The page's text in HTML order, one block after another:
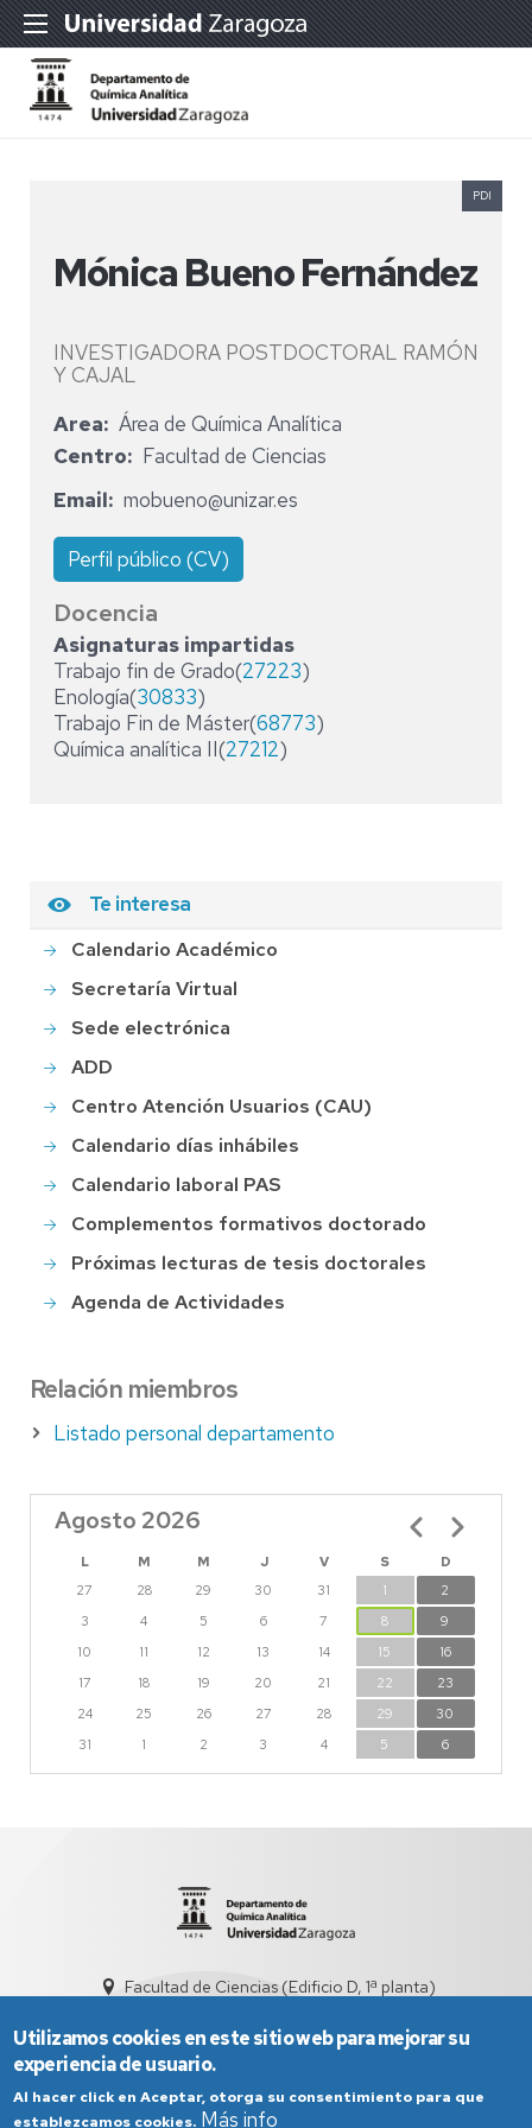
Mónica Bueno Fernández
INVESTIGADORA POSTDOCTORAL RAMÓN
Y CAJAL
PDI
Area
Área de Química Analítica
Centro
Facultad de Ciencias
Email
mobueno@unizar.es
Perfil público (CV)
Docencia
Asignaturas impartidas
Trabajo fin de Grado(27223)
Enología(30833)
Trabajo Fin de Máster(68773)
Química analítica II(27212)
Te interesa
Calendario Académico
Secretaría Virtual
Sede electrónica
ADD
Centro Atención Usuarios (CAU)
Calendario días inhábiles
Calendario laboral PAS
Complementos formativos doctorado
Próximas lecturas de tesis doctorales
Agenda de Actividades
Relación miembros
Listado personal departamento
Agosto 2026
L M M J V S
D
27
28 29 30 31 1
2
3
4 5 6 7 8
9
10
11 12 13 14 15
16
17
18 19 20 21 22
23
24
25 26 27 28 29
30
31
1 2 3 4 5 6
Paginación
Facultad de Ciencias (Edificio D, 1ª planta)
Utilizamos cookies en este sitio web para mejorar su
experiencia de usuario.
Al hacer click en Aceptar, otorga su consentimiento para que
establezcamos cookies. Más info